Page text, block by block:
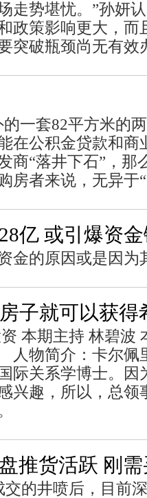
走势堪忧。”孙妍
政策影响更大，而
突破瓶颈尚无有效
一套82平方米的
在公积金贷款和商
商“落井下石”，那
房者来说，无异于
亿 或引爆资
金的原因或是因为
子就可以获得
本期主持 林碧波
物简介：卡尔佩
际关系学博士。因
兴趣，所以，总领
推货活跃 刚
的井喷后，目前